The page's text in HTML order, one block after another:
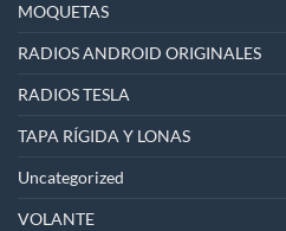
MOQUETAS
RADIOS ANDROID ORIGINALES
RADIOS TESLA
TAPA RÍGIDA Y LONAS
Uncategorized
VOLANTE